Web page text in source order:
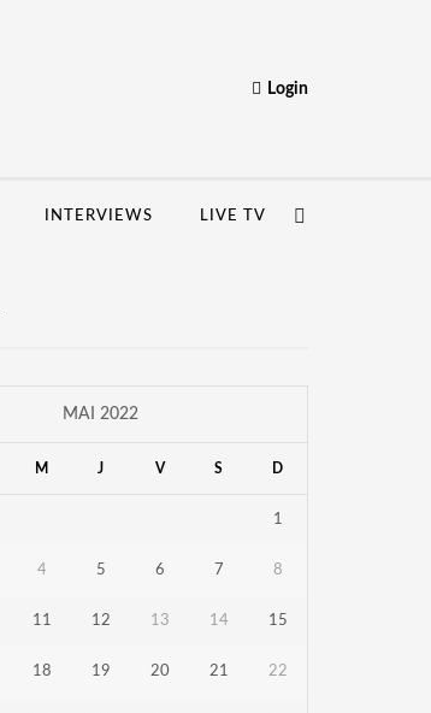
Login
INTERVIEWS LIVE TV
MAI 2022
M J V S D
1
4 5 6 7 8
11 12 13 14 15
18 19 20 21 22